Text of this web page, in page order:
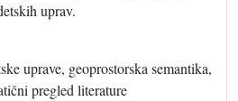
uprav.
uprave, geoprostorska semantika,
pregled literature